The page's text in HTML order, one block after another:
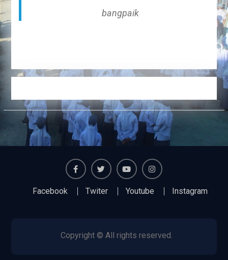
bangpaik
FacebookTwiter Instagram
Facebook Twiter Youtube Instagram
Copyright © All rights reserved.